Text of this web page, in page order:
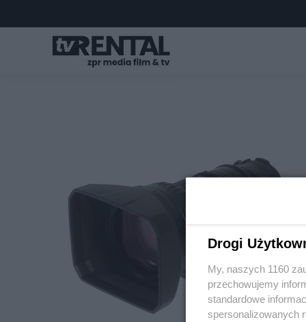
Drogi
My, naszych 1160
przechowujemy
standardowe
spersonalizowanych